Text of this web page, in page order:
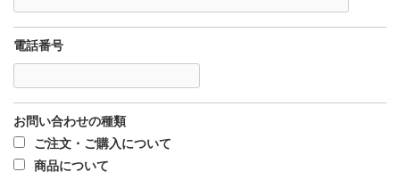
電話番号
お問い合わせの種類
ご注文・ご購入について
商品について